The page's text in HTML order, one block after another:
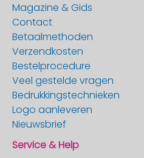
Magazine & Gids
Contact
Betaalmethoden
Verzendkosten
Bestelprocedure
Veel gestelde vragen
Bedrukkingstechnieken
Logo aanleveren
Nieuwsbrief
Service & Help